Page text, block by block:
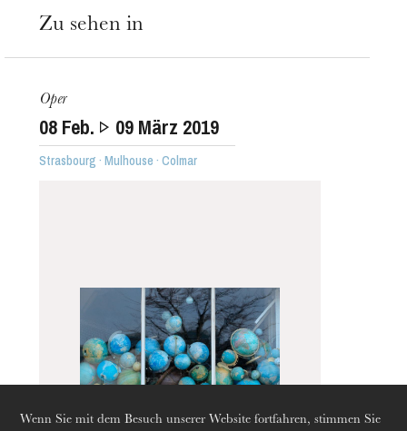
Wenn Sie mit dem Besuch unserer Website fortfahren, stimmen Sie
Die OnR mit euch
Führungen durch die Oper
Zu sehen in
Oper
08 Feb. 09 März 2019
Strasbourg · Mulhouse · Colmar